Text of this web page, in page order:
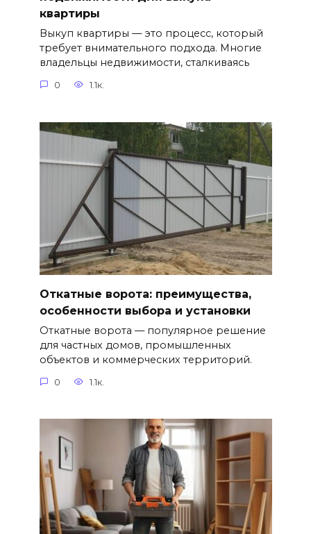
квартиры
Выкуп квартиры — это процесс, который
требует внимательного подхода. Многие
владельцы недвижимости, сталкиваясь
0 1.1к.
Откатные ворота: преимущества,
особенности выбора и установки
Откатные ворота — популярное решение
для частных домов, промышленных
объектов и коммерческих территорий.
0 1.1к.